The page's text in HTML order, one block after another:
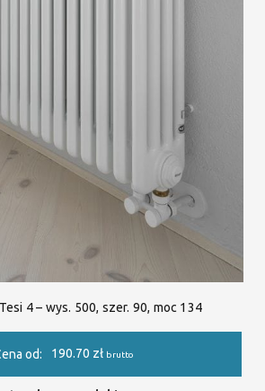
4 – wys. 500, szer. 90, moc 134
od: 190.70 zł brutto